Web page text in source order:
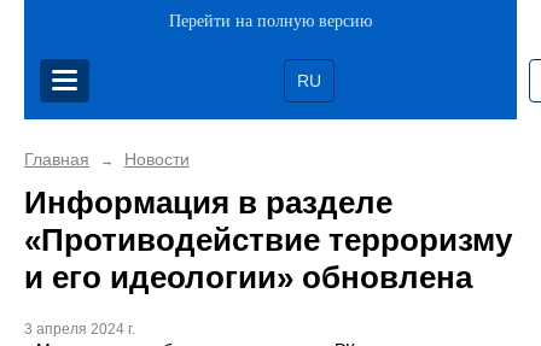
Перейти на полную версию
RU
Главная → Новости
Информация в разделе
«Противодействие терроризму
и его идеологии» обновлена
3 апреля 2024 г.